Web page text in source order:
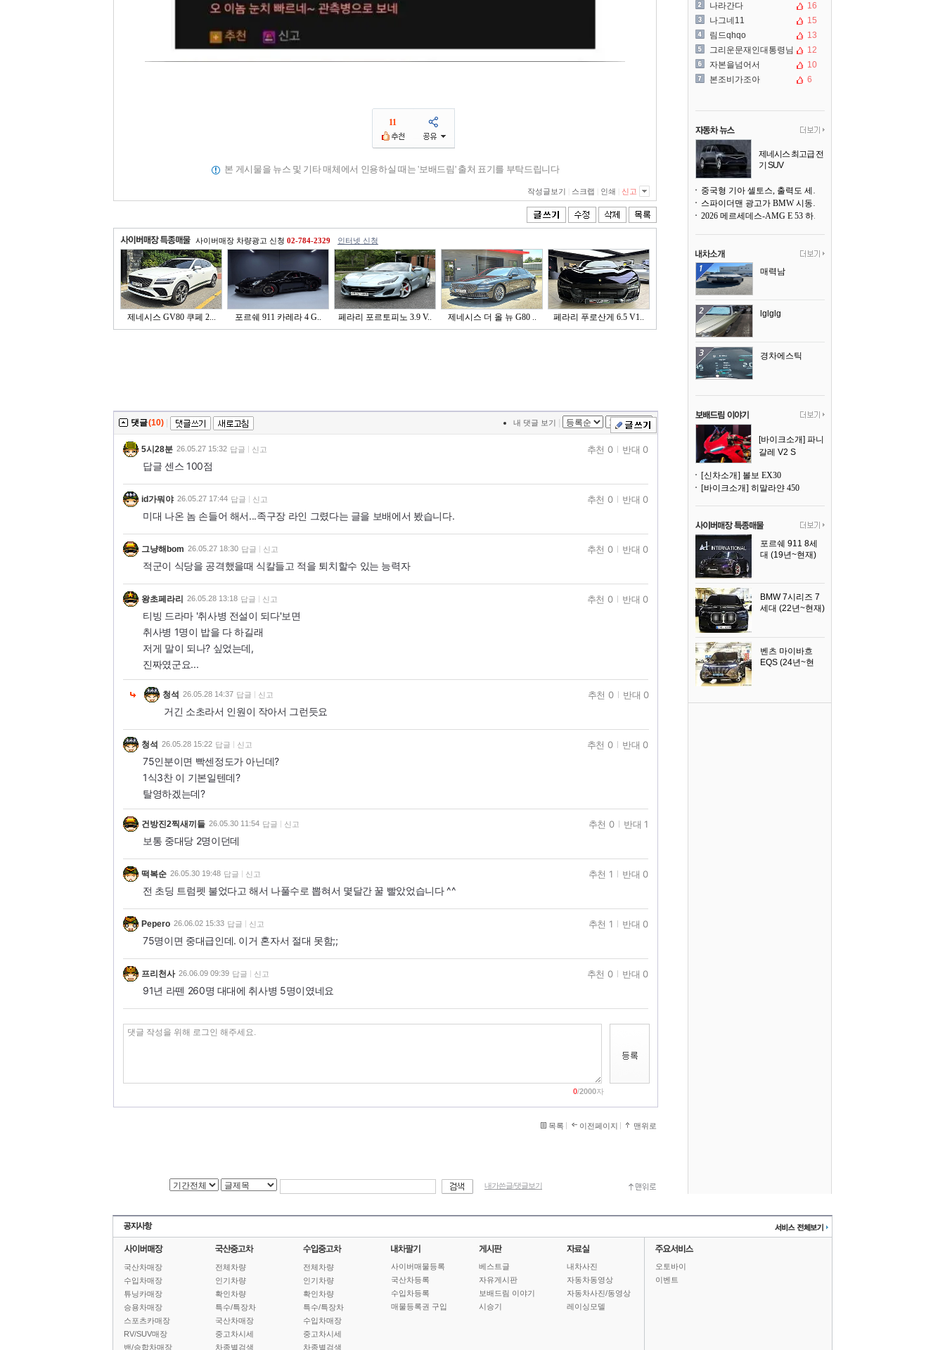
11
본 게시물을 뉴스 및 기타 매체에서 인용하실 때는 '보배드림' 출처 표기를 부탁드립니다
작성글보기 스크랩 인쇄 신고
사이버매장 차량광고 신청 02-784-2329 인터넷 신청
제네시스 GV80 쿠페 2... 포르쉐 911 카레라 4 G.. 페라리 포르토피노 3.9 V.. 제네시스 더 올 뉴 G80 .. 페라리 푸로산게 6.5 V1..
댓글(10) 내 댓글 보기
5시28분 26.05.27 15:32 답글 신고
답글 센스 100점
추천 0 반대 0
id가뭐야 26.05.27 17:44 답글 신고
미대 나온 놈 손들어 해서...족구장 라인 그렸다는 글을 보배에서 봤습니다.
추천 0 반대 0
그냥해bom 26.05.27 18:30 답글 신고
적군이 식당을 공격했을때 식칼들고 적을 퇴치할수 있는 능력자
추천 0 반대 0
왕초페라리 26.05.28 13:18 답글 신고
티빙 드라마 '취사병 전설이 되다'보면
취사병 1명이 밥을 다 하길래
저게 말이 되나? 싶었는데,
진짜였군요...
추천 0 반대 0
청석 26.05.28 14:37 답글 신고
거긴 소초라서 인원이 작아서 그런듯요
추천 0 반대 0
청석 26.05.28 15:22 답글 신고
75인분이면 빡센정도가 아닌데?
1식3찬 이 기본일텐데?
탈영하겠는데?
추천 0 반대 0
건방진2찍새끼들 26.05.30 11:54 답글 신고
보통 중대당 2명이던데
추천 0 반대 1
떡복순 26.05.30 19:48 답글 신고
전 초딩 트럼펫 불었다고 해서 나풀수로 뽑혀서 몇달간 꿀 빨았었습니다 ^^
추천 1 반대 0
Pepero 26.06.02 15:33 답글 신고
75명이면 중대급인데. 이거 혼자서 절대 못함;;
추천 1 반대 0
프리천사 26.06.09 09:39 답글 신고
91년 라뗀 260명 대대에 취사병 5명이였네요
추천 0 반대 0
0/2000자
목록 이전페이지 맨위로
내가쓴글/댓글보기
나라간다
16
나그네11
15
림드qhqo
13
그리운문재인대통령님
12
자본을넘어서
10
본조비가조아
6
제네시스 최고급 전
기 SUV
중국형 기아 셀토스, 출력도 세지고 27인치 초대형 디스플레이까지
스파이더맨 광고가 BMW 시동화면을 점령하다, 오너들은 불만
2026 메르세데스-AMG E 53 하이브리드 왜건 시승기
매력남
lglglg
경차에스틱
[바이크소개] 파니
갈레 V2 S
[신차소개] 볼보 EX30
[바이크소개] 히말라얀 450
포르쉐 911 8세
대 (19년~현재)
BMW 7시리즈 7
세대 (22년~현재)
벤츠 마이바흐
EQS (24년~현
국산차매장
수입차매장
튜닝카매장
승용차매장
스포츠카매장
RV/SUV매장
밴/승합차매장
전체차량
인기차량
확인차량
특수/특장차
국산차매장
중고차시세
차종별검색
전체차량
인기차량
확인차량
특수/특장차
수입차매장
중고차시세
차종별검색
사이버매물등록
국산차등록
수입차등록
매물등록권 구입
베스트글
자유게시판
보배드림 이야기
시승기
내차사진
자동차동영상
자동차사진/동영상
레이싱모델
오토바이
이벤트